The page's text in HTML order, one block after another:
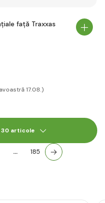
față Traxxas
17.08.)
30 articole
… 185